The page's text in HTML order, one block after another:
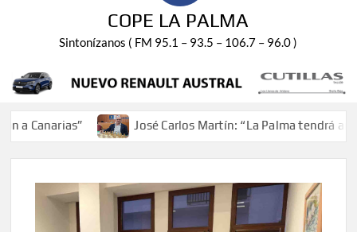
COPE LA PALMA
Sintonízanos ( FM 95.1 – 93.5 – 106.7 – 96.0 )
José Carlos Martín: “La Palma tendrá antes